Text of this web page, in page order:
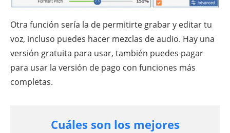
Otra función sería la de permitirte grabar y editar tu
voz, incluso puedes hacer mezclas de audio. Hay una
versión gratuita para usar, también puedes pagar
para usar la versión de pago con funciones más
completas.
Cuáles son los mejores